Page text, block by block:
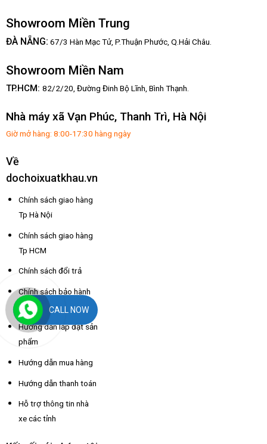
Showroom Miền Trung
ĐÀ NẴNG: 67/3 Hàn Mạc Tử, P.Thuận Phước, Q.Hải Châu.
Showroom Miền Nam
TP.HCM: 82/2/20, Đường Đinh Bộ Lĩnh, Bình Thạnh.
Nhà máy xã Vạn Phúc, Thanh Trì, Hà Nội
Giờ mở hàng: 8:00-17:30 hàng ngày
Về
dochoixuatkhau.vn
Chính sách giao hàng
Tp Hà Nội
Chính sách giao hàng
Tp HCM
Chính sách đổi trả
Chính sách bảo hành
sản phẩm
Hướng dẫn lắp đặt sản
phẩm
Hướng dẫn mua hàng
Hướng dẫn thanh toán
Hỗ trợ thông tin nhà
xe các tỉnh
CALL NOW